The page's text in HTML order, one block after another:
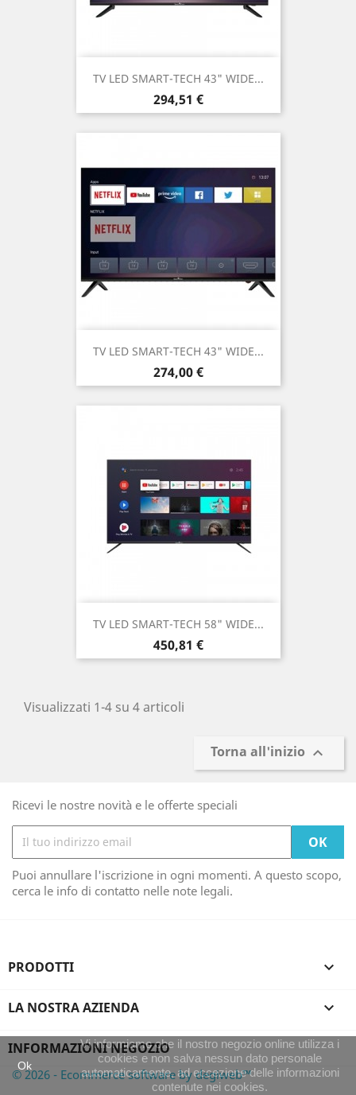
TV LED SMART-TECH 43" WIDE...
Prezzo
294,51 €
TV LED SMART-TECH 43" WIDE...
Prezzo
274,00 €
TV LED SMART-TECH 58" WIDE...
Prezzo
450,81 €
Visualizzati 1-4 su 4 articoli
Torna all'inizio 
Ricevi le nostre novità e le offerte speciali
Puoi annullare l'iscrizione in ogni momenti. A questo scopo,
cerca le info di contatto nelle note legali.
PRODOTTI 
LA NOSTRA AZIENDA 
INFORMAZIONI NEGOZIO
Ok
Vi informiamo che il nostro negozio online utilizza i
cookies e non salva nessun dato personale
automaticamente, ad eccezione delle informazioni
contenute nei cookies.
© 2026 - Ecommerce software by degiweb™